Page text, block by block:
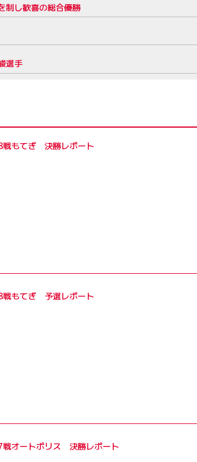
制し歓喜の総合優勝
選手
もてぎ 決勝レポート
もてぎ 予選レポート
オートポリス 決勝レポート